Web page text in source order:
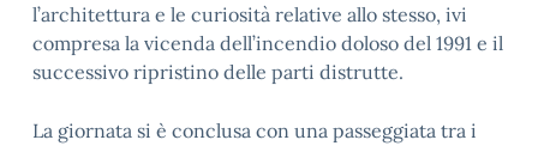
l’architettura e le curiosità relative allo stesso, ivi
compresa la vicenda dell’incendio doloso del 1991 e il
successivo ripristino delle parti distrutte.
La giornata si è conclusa con una passeggiata tra i